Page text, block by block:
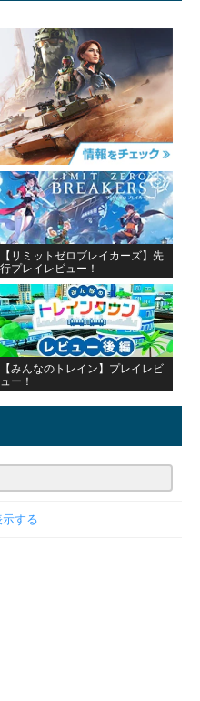
【リミットゼロブレイカーズ】先
行プレイレビュー！
【みんなのトレイン】プレイレビ
ュー！
する